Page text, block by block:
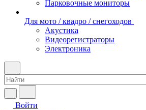
Парковочные мониторы
Для мото / квадро / снегоходов
Акустика
Видеорегистраторы
Электроника
Войти